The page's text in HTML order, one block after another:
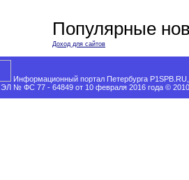
Популярные
Доход для сайтов
Информационный портал Петербурга
ЭЛ № ФС 77 - 64849 от 10 февраля 2016 года ©